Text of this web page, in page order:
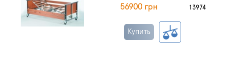
56900 грн 13974
Купить